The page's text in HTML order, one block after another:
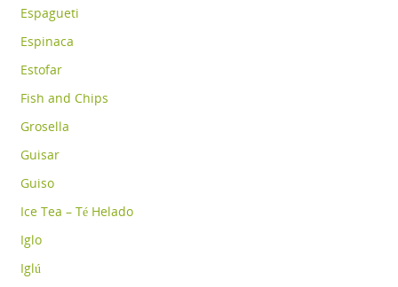
Espagueti
Espinaca
Estofar
Fish and Chips
Grosella
Guisar
Guiso
Ice Tea – Té Helado
Iglo
Iglú